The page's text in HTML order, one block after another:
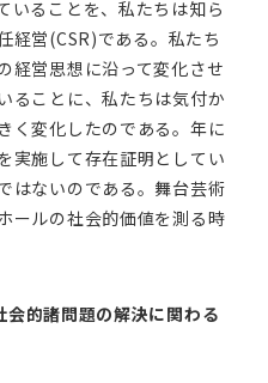
いることを、私たちは知ら
経営(CSR)である。私たち
経営思想に沿って変化させ
ることに、私たちは気付か
く変化したのである。年に
実施して存在証明としてい
はないのである。舞台芸術
ールの社会的価値を測る時
会的諸問題の解決に関わる